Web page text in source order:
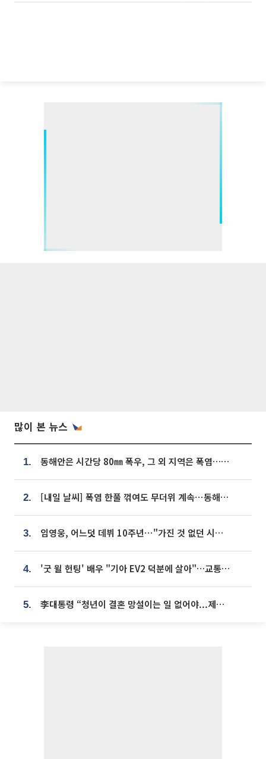
많이 본 뉴스
1. 동해안은 시간당 80㎜ 폭우, 그 외 지역은 폭염…‘극과 극 날씨’
2. [내일 날씨] 폭염 한풀 꺾여도 무더위 계속⋯동해안 이틀 연속 비
3. 임영웅, 어느덧 데뷔 10주년⋯"가진 것 없던 시절, 내 앞엔 20명의 팬뿐"
4. '굿 윌 헌팅' 배우 "기아 EV2 덕분에 살아"…교통사고 후 안전성 극찬
5. 李대통령 “청년이 결혼 망설이는 일 없어야...제도상 불이익 조사”